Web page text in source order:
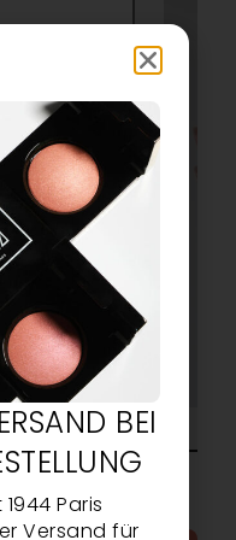
BEI
Paris
Versand für